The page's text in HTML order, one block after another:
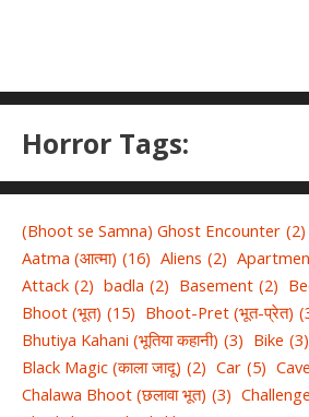
Horror Tags:
(Bhoot se Samna) Ghost Encounter (2)
Aatma (आत्मा) (16) Aliens (2)
Attack (2) badla (2) Basement (2)
Bhoot (भूत) (15) Bhoot-Pret (भूत-प्रेत)
Bhutiya Kahani (भूतिया कहानी) (3) Bike (3)
Black Magic (काला जादू) (2) Car (5) Cave
Chalawa Bhoot (छलावा भूत) (3) Challenge